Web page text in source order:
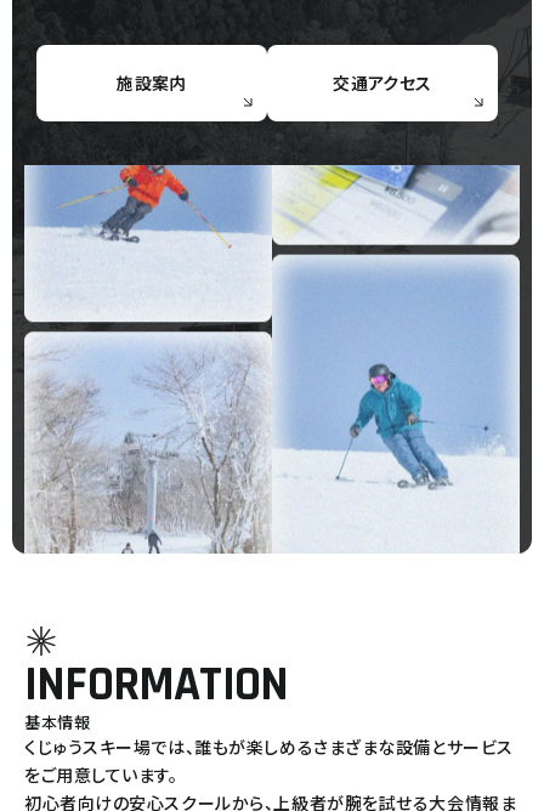
施設案内 交通アクセス
INFORMATION
基本情報
くじゅうスキー場では、誰もが楽しめるさまざまな設備とサービス
をご用意しています。
初心者向けの安心スクールから、上級者が腕を試せる大会情報ま